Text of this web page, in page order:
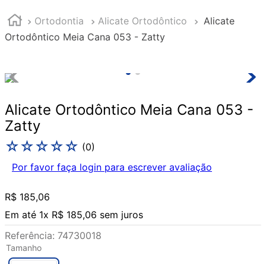
Ortodontia Alicate Ortodôntico
Alicate
Ortodôntico Meia Cana 053 - Zatty
Alicate Ortodôntico Meia Cana 053 -
Zatty
☆☆☆☆☆ (0)
Por favor faça login para escrever avaliação
R$ 185,06
Em até 1x R$ 185,06 sem juros
Referência: 74730018
Tamanho